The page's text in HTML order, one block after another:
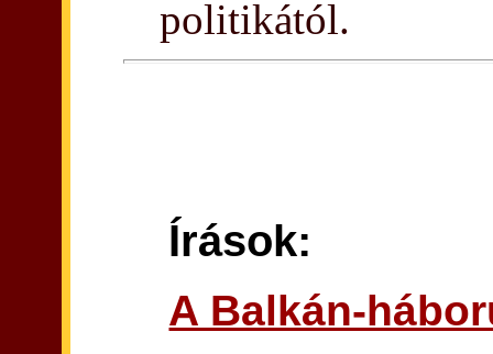
politikától.
Írások:
A Balkán-